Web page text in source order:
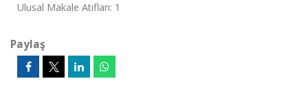
Ulusal Makale Atıfları: 1
Paylaş